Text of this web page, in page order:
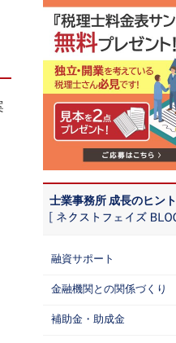
士業事務所 成長のヒント
融資サポート
金融機関との関係づくり
補助金・助成金